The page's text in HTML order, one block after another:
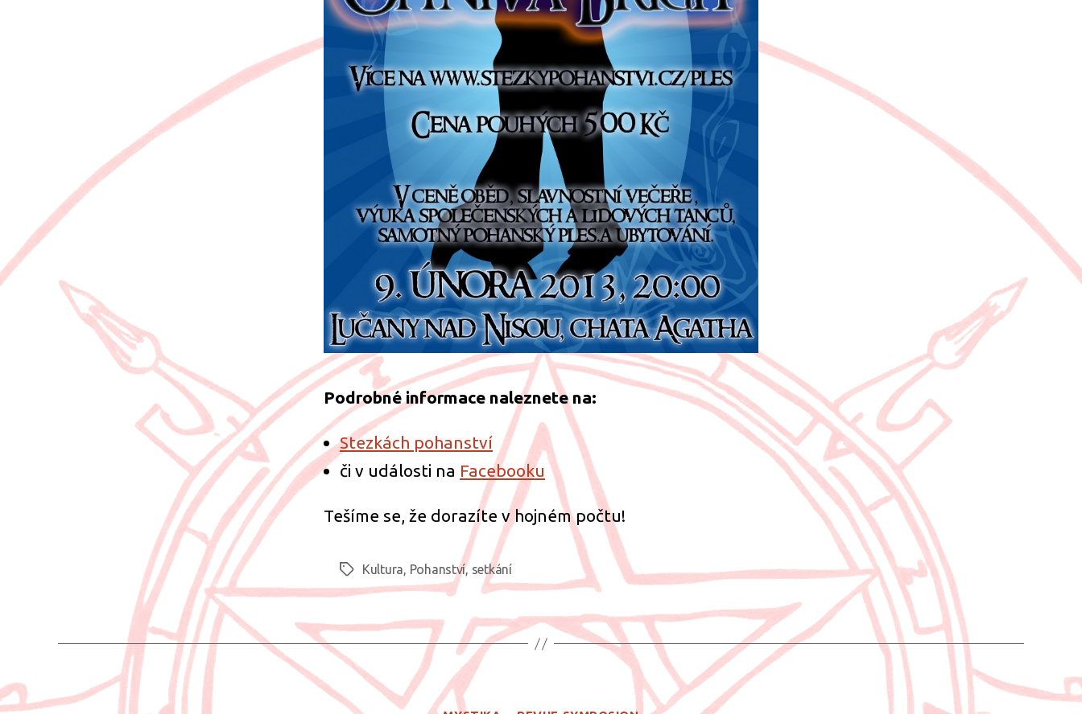
Podrobné informace naleznete na:
Stezkách pohanství
či v události na Facebooku
Tešíme se, že dorazíte v hojném počtu!
ŠtítkyKultura, Pohanství, setkání
Rubriky